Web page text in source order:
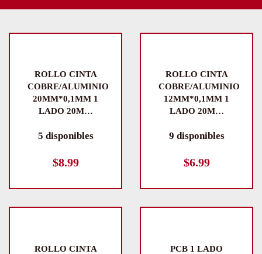
ROLLO CINTA
COBRE/ALUMINIO
20MM*0,1MM 1
LADO 20M…
5 disponibles
$8.99
ROLLO CINTA
COBRE/ALUMINIO
12MM*0,1MM 1
LADO 20M…
9 disponibles
$6.99
ROLLO CINTA
PCB 1 LADO